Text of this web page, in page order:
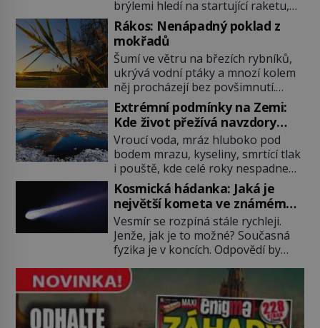
brýlemi hledí na startující raketu,
která má do vesmíru vynést kromě
posádky také obyčejnou učitelku.
Po několika sekundách všem
ztuhnou úsměvy, stroj totiž
exploduje. Jejich konstrukce není
z levného kraje, daňové poplatníky
stojí miliardy dolarů. Na druhou
stranu zvládnou jen představitelné
věci. Na malé kousky Název:
Columbia První […]
Rákos: Nenápadný poklad z
mokřadů
Šumí ve větru na březích rybníků,
ukrývá vodní ptáky a mnozí kolem
něj procházejí bez povšimnutí.
Přesto právě rákos pomáhal stavět
domy, vyrábět lodě, zapisovat první
texty a inspiroval řadu pověstí.
Tato skromná, ale užitečná
rostlina provází člověka už tisíce
let. Většina lidí vnímá rákos jen jako
obyčejnou kulisu letního koupání.
Stačí se však podívat […]
Extrémní podmínky na Zemi:
Kde život přežívá navzdory
všemu
Vroucí voda, mráz hluboko pod
bodem mrazu, kyseliny, smrtící tlak
i pouště, kde celé roky nespadne
jediná kapka deště. Na první
pohled místa, kde nemůže
existovat vůbec nic. Přesto právě
tady vědci objevují organismy,
které posouvají hranice života.
Každý nový nález mění naše
představy o tom, co všechno
dokáže příroda a napovídá, kde
bychom jednou […]
Kosmická hádanka: Jaká je
největší kometa ve známém
vesmíru?
Vesmír se rozpíná stále rychleji.
Jenže, jak je to možné? Současná
fyzika je v koncích. Odpovědí by
energie. Právě na tu se zaměří
pozornost dvojice zkušených
astronomů. Namísto ní ale objeví
něco mnohem hmatatelnějšího.